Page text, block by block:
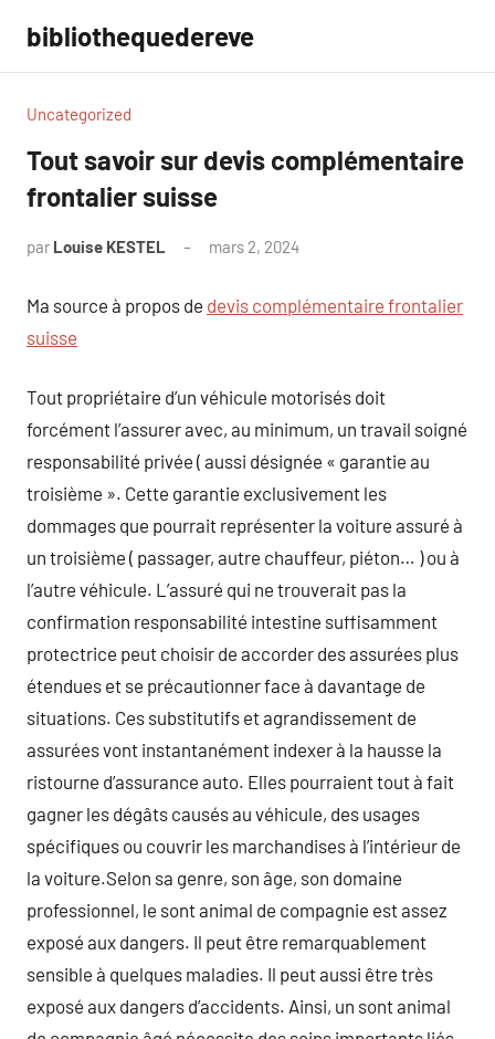
contenu
bibliothequedereve
Uncategorized
Tout savoir sur devis complémentaire
frontalier suisse
par Louise KESTEL mars 2, 2024
Ma source à propos de devis complémentaire frontalier
suisse
Tout propriétaire d’un véhicule motorisés doit
forcément l’assurer avec, au minimum, un travail soigné
responsabilité privée ( aussi désignée « garantie au
troisième ». Cette garantie exclusivement les
dommages que pourrait représenter la voiture assuré à
un troisième ( passager, autre chauffeur, piéton… ) ou à
l’autre véhicule. L’assuré qui ne trouverait pas la
confirmation responsabilité intestine suffisamment
protectrice peut choisir de accorder des assurées plus
étendues et se précautionner face à davantage de
situations. Ces substitutifs et agrandissement de
assurées vont instantanément indexer à la hausse la
ristourne d’assurance auto. Elles pourraient tout à fait
gagner les dégâts causés au véhicule, des usages
spécifiques ou couvrir les marchandises à l’intérieur de
la voiture.Selon sa genre, son âge, son domaine
professionnel, le sont animal de compagnie est assez
exposé aux dangers. Il peut être remarquablement
sensible à quelques maladies. Il peut aussi être très
exposé aux dangers d’accidents. Ainsi, un sont animal